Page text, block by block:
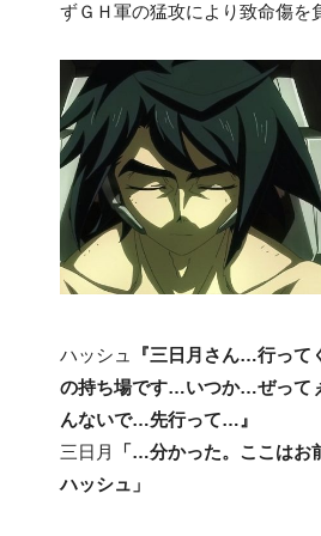
ずＧＨ軍の猛攻により致命傷を
ハッシュ
『三日月さん…行っ
の持ち場です…いつか…ぜって
んないで…先行って…』
三日月
「…分かった。ここはお
ハッシュ」